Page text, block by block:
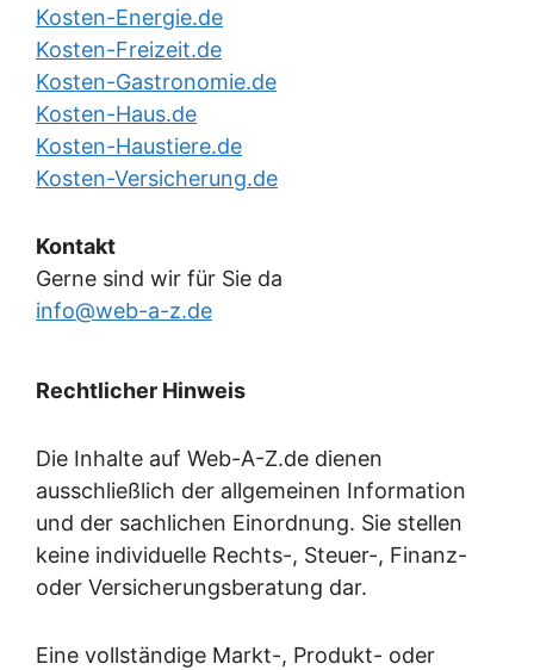
Kosten-Energie.de
Kosten-Freizeit.de
Kosten-Gastronomie.de
Kosten-Haus.de
Kosten-Haustiere.de
Kosten-Versicherung.de
Kontakt
Gerne sind wir für Sie da
info@web-a-z.de
Rechtlicher Hinweis
Die Inhalte auf Web-A-Z.de dienen
ausschließlich der allgemeinen Information
und der sachlichen Einordnung. Sie stellen
keine individuelle Rechts-, Steuer-, Finanz-
oder Versicherungsberatung dar.
Eine vollständige Markt-, Produkt- oder